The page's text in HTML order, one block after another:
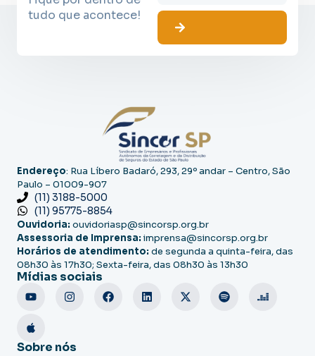
tudo que acontece!
Endereço: Rua Líbero Badaró, 293, 29º andar – Centro, São
Paulo – 01009-907
(11) 3188-5000
(11) 95775-8854
Ouvidoria: ouvidoriasp@sincorsp.org.br
Assessoria de Imprensa: imprensa@sincorsp.org.br
Horários de atendimento: de segunda a quinta-feira, das
08h30 às 17h30; Sexta-feira, das 08h30 às 13h30
Mídias sociais
Sobre nós